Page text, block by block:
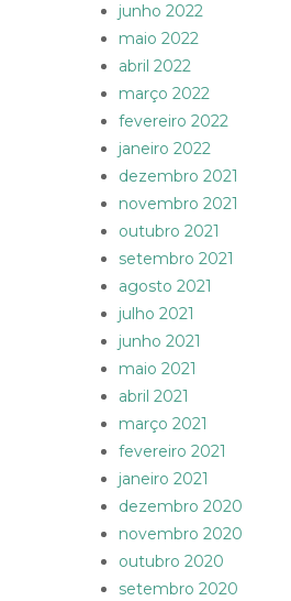
junho 2022
maio 2022
abril 2022
março 2022
fevereiro 2022
janeiro 2022
dezembro 2021
novembro 2021
outubro 2021
setembro 2021
agosto 2021
julho 2021
junho 2021
maio 2021
abril 2021
março 2021
fevereiro 2021
janeiro 2021
dezembro 2020
novembro 2020
outubro 2020
setembro 2020